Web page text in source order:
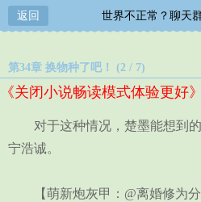
返回 世界不正常？聊天
第34章 换物种了吧！ (2 / 7)
《关闭小说畅读模式体验更好》
对于这种情况，楚墨能想到的
宁浩诚。
【萌新炮灰甲：@离婚修为分